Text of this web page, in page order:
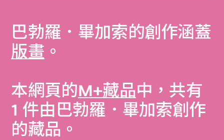
巴勃羅．畢加索的創作涵蓋
版畫 。
本網頁的M+藏品中，共有
1 件由巴勃羅．畢加索創作
的藏品。